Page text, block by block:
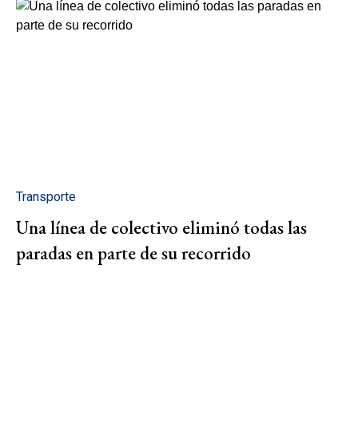
Transporte
Una línea de colectivo eliminó todas las
paradas en parte de su recorrido